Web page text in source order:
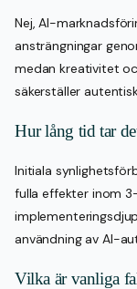
Nej, AI-
ansträngningar
medan kreativitet
säkerställer
Hur lång tid tar
Initiala
fulla effekter inom
användning av AI-
Vilka är vanliga